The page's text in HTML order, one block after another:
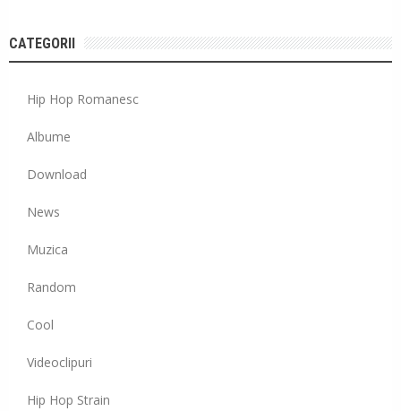
CATEGORII
Hip Hop Romanesc
Albume
Download
News
Muzica
Random
Cool
Videoclipuri
Hip Hop Strain